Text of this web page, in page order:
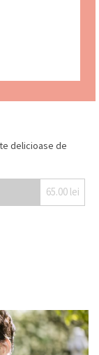
delicioase de
65.00 lei